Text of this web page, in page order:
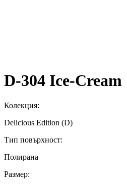
D-304 Ice-Cream
Колекция:
Delicious Edition (D)
Тип повърхност:
Полирана
Размер: